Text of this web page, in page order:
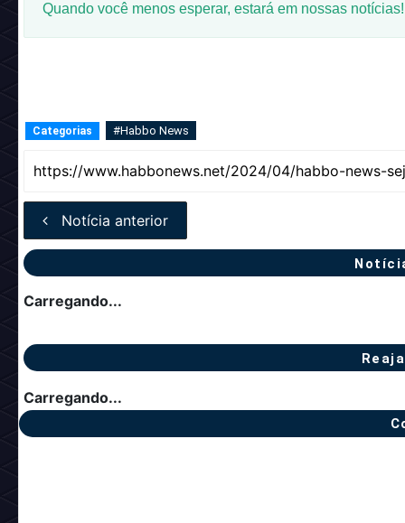
Quando você menos esperar, estará em nossas notícias!
Categorias #Habbo News
Notícia anterior
Carregando...
Carregando...